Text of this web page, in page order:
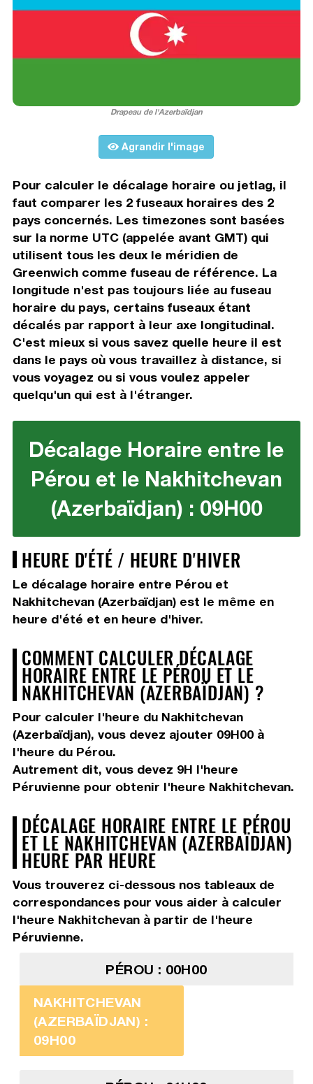
Drapeau de l'Azerbaïdjan
Agrandir l'image
Pour calculer le décalage horaire ou jetlag, il
faut comparer les 2 fuseaux horaires des 2
pays concernés. Les timezones sont basées
sur la norme UTC (appelée avant GMT) qui
utilisent tous les deux le méridien de
Greenwich comme fuseau de référence. La
longitude n'est pas toujours liée au fuseau
horaire du pays, certains fuseaux étant
décalés par rapport à leur axe longitudinal.
C'est mieux si vous savez quelle heure il est
dans le pays où vous travaillez à distance, si
vous voyagez ou si vous voulez appeler
quelqu'un qui est à l'étranger.
Décalage Horaire entre le
Pérou et le Nakhitchevan
(Azerbaïdjan) : 09H00
HEURE D'ÉTÉ / HEURE D'HIVER
Le décalage horaire entre Pérou et
Nakhitchevan (Azerbaïdjan) est le même en
heure d'été et en heure d'hiver.
COMMENT CALCULER DÉCALAGE
HORAIRE ENTRE LE PÉROU ET LE
NAKHITCHEVAN (AZERBAÏDJAN) ?
Pour calculer l'heure du Nakhitchevan
(Azerbaïdjan), vous devez ajouter 09H00à
l'heure du Pérou.
Autrement dit, vous devez 9H l'heure
Péruvienne pour obtenir l'heure Nakhitchevan.
DÉCALAGE HORAIRE ENTRE LE PÉROU
ET LE NAKHITCHEVAN (AZERBAÏDJAN)
HEURE PAR HEURE
Vous trouverez ci-dessous nos tableaux de
correspondances pour vous aider à calculer
l'heure Nakhitchevan à partir de l'heure
Péruvienne.
PÉROU : 00H00
NAKHITCHEVAN
(AZERBAÏDJAN) :
09H00